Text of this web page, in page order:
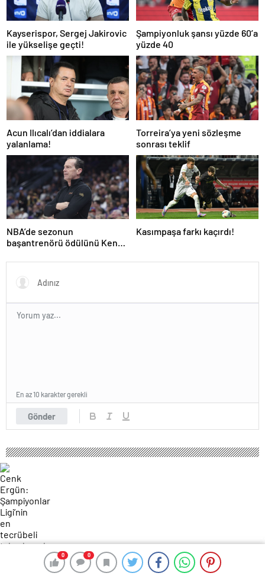
0 0
Kayserispor, Sergej Jakirovic
ile yükselişe geçti!
Şampiyonluk şansı yüzde 60’a
yüzde 40
Acun Ilıcalı’dan iddialara
yalanlama!
Torreira’ya yeni sözleşme
sonrası teklif
NBA’de sezonun
başantrenörü ödülünü Kenny
Kasımpaşa farkı kaçırdı!
Gönder
En az 10 karakter gerekli
0 0